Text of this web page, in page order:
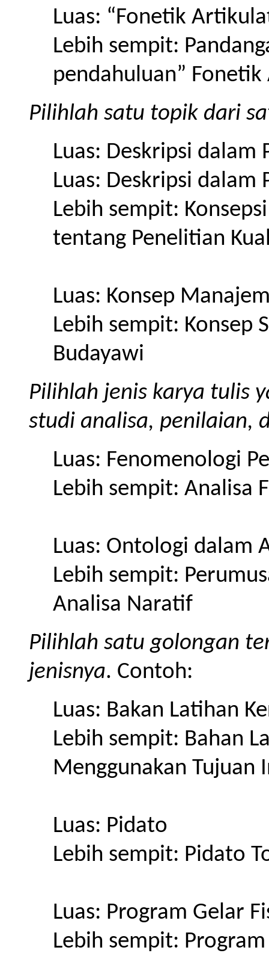
Luas: “Fonetik
Lebih sempit:
pendahuluan”
Pilihlah satu topik dari
Luas: Deskripsi dalam
Luas: Deskripsi
Lebih sempit:
tentang Penelitian
Luas: Konsep
Lebih sempit: Konsep
Budayawi
Pilihlah jenis karya tulis
studi analisa, penilaian,
Luas: Fenomenologi
Lebih sempit: Analisa
Luas: Ontologi dalam
Lebih sempit:
Analisa Naratif
Pilihlah satu golongan
jenisnya. Contoh:
Luas: Bakan Latihan
Lebih sempit: Bahan
Menggunakan Tujuan
Luas: Pidato
Lebih sempit: Pidato
Luas: Program Gelar
Lebih sempit: